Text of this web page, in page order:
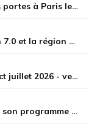
Le premier Genshin Café ouvrira ses portes à Paris le 14 août
Genshin Impact déploiera sa version 7.0 et la région de Snezhnaya le 12 août
Codes primo-gemmes Genshin Impact juillet 2026 - version 7.0
Gamescom 2026 : HoYoverse dévoile son programme et présente deux nouveaux jeux inédits